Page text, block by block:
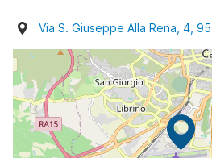
Via S. Giuseppe Alla Rena, 4,